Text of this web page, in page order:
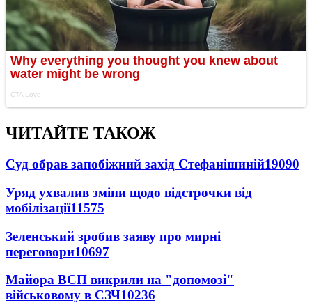
ЧИТАЙТЕ ТАКОЖ
Суд обрав запобіжний захід Стефанішиній19090
Уряд ухвалив зміни щодо відстрочки від
мобілізації11575
Зеленський зробив заяву про мирні
переговори10697
Майора ВСП викрили на "допомозі"
військовому в СЗЧ10236